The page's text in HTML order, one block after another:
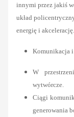
innymi przez jakiś
układ
energię i
Komunikacja
W
wytwórcze.
Ciągi
generowania